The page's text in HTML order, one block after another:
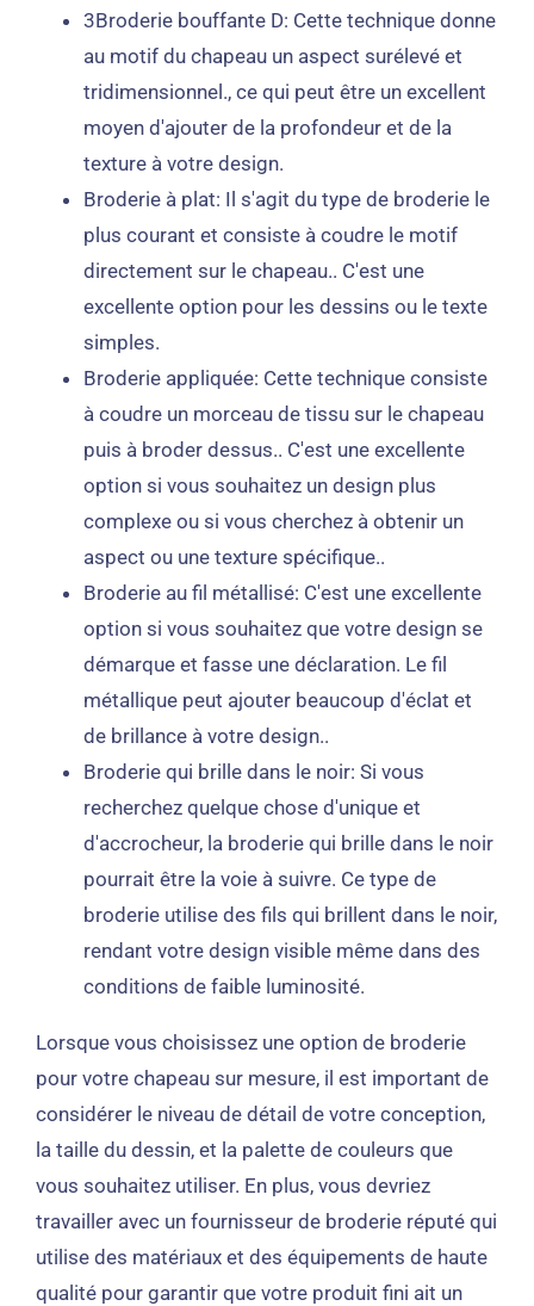
3Broderie bouffante D: Cette technique donne
au motif du chapeau un aspect surélevé et
tridimensionnel., ce qui peut être un excellent
moyen d'ajouter de la profondeur et de la
texture à votre design.
Broderie à plat: Il s'agit du type de broderie le
plus courant et consiste à coudre le motif
directement sur le chapeau.. C'est une
excellente option pour les dessins ou le texte
simples.
Broderie appliquée: Cette technique consiste
à coudre un morceau de tissu sur le chapeau
puis à broder dessus.. C'est une excellente
option si vous souhaitez un design plus
complexe ou si vous cherchez à obtenir un
aspect ou une texture spécifique..
Broderie au fil métallisé: C'est une excellente
option si vous souhaitez que votre design se
démarque et fasse une déclaration. Le fil
métallique peut ajouter beaucoup d'éclat et
de brillance à votre design..
Broderie qui brille dans le noir: Si vous
recherchez quelque chose d'unique et
d'accrocheur, la broderie qui brille dans le noir
pourrait être la voie à suivre. Ce type de
broderie utilise des fils qui brillent dans le noir,
rendant votre design visible même dans des
conditions de faible luminosité.
Lorsque vous choisissez une option de broderie
pour votre chapeau sur mesure, il est important de
considérer le niveau de détail de votre conception,
la taille du dessin, et la palette de couleurs que
vous souhaitez utiliser. En plus, vous devriez
travailler avec un fournisseur de broderie réputé qui
utilise des matériaux et des équipements de haute
qualité pour garantir que votre produit fini ait un